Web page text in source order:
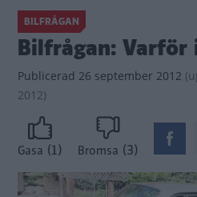
BILFRÅGAN
Bilfrågan: Varför
Publicerad 26 september 2012 (
2012)
Gasa (1) Bromsa (3)